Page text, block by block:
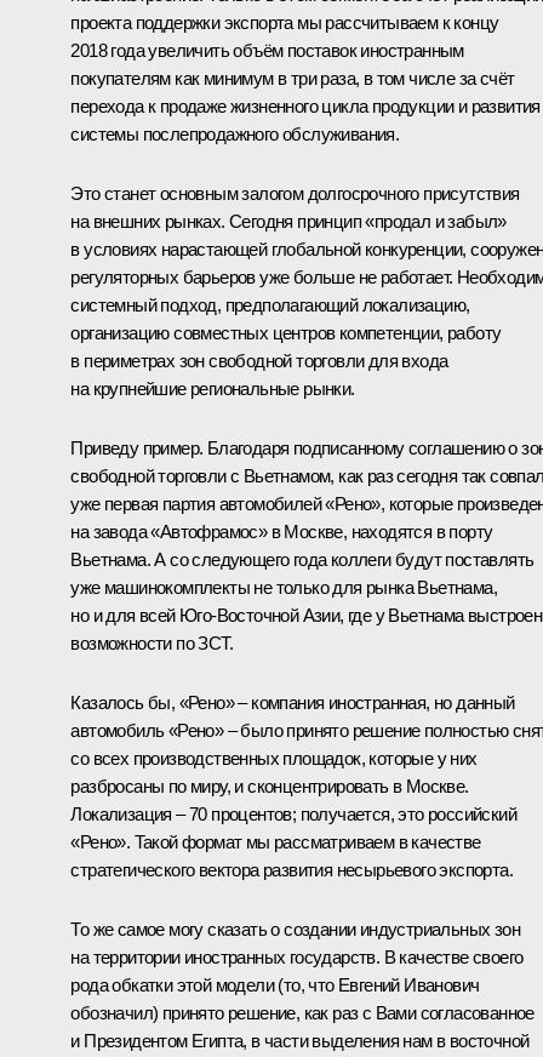
проекта поддержки экспорта мы рассчитываем к концу
2018 года увеличить объём поставок иностранным
покупателям как минимум в три раза, в том числе за счёт
перехода к продаже жизненного цикла продукции и развития
системы послепродажного обслуживания.
Это станет основным залогом долгосрочного присутствия
на внешних рынках. Сегодня принцип «продал и забыл»
в условиях нарастающей глобальной конкуренции,
регуляторных барьеров уже больше не работает.
системный подход, предполагающий локализацию,
организацию совместных центров компетенции, работу
в периметрах зон свободной торговли для входа
на крупнейшие региональные рынки.
Приведу пример. Благодаря подписанному соглашению о
свободной торговли с Вьетнамом, как раз сегодня так
уже первая партия автомобилей «Рено», которые
на завода «Автофрамос» в Москве, находятся в порту
Вьетнама. А со следующего года коллеги будут поставлять
уже машинокомплекты не только для рынка Вьетнама,
но и для всей Юго-Восточной Азии, где у Вьетнама
возможности по ЗСТ.
Казалось бы, «Рено» – компания иностранная, но данный
автомобиль «Рено» – было принято решение полностью
со всех производственных площадок, которые у них
разбросаны по миру, и сконцентрировать в Москве.
Локализация – 70 процентов; получается, это российский
«Рено». Такой формат мы рассматриваем в качестве
стратегического вектора развития несырьевого экспорта.
То же самое могу сказать о создании индустриальных зон
на территории иностранных государств. В качестве своего
рода обкатки этой модели (то, что Евгений Иванович
обозначил) принято решение, как раз с Вами согласованное
и Президентом Египта, в части выделения нам в восточной